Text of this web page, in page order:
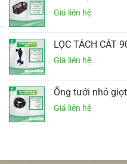
LỌC TÁCH CÁT
Ống tưới nhỏ